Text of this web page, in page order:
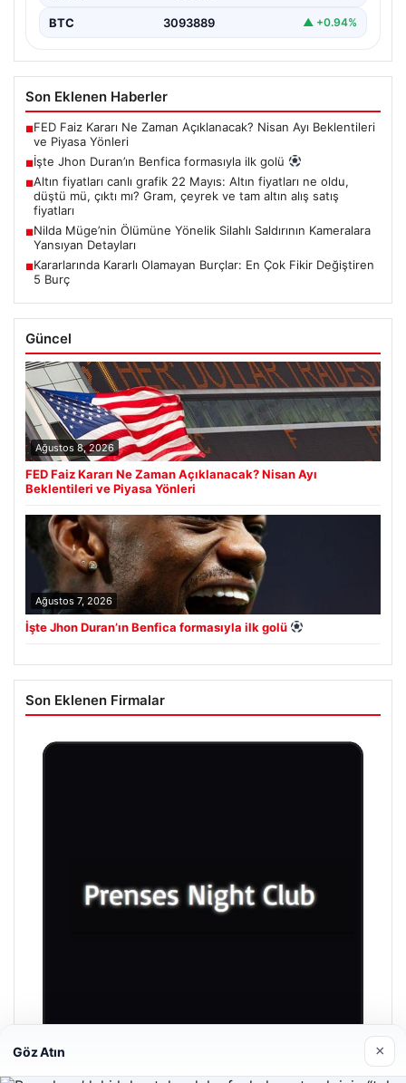
BTC 3093889 ▲ +0.94%
Son Eklenen Haberler
■FED Faiz Kararı Ne Zaman Açıklanacak? Nisan Ayı Beklentileri
ve Piyasa Yönleri
■İşte Jhon Duran’ın Benfica formasıyla ilk golü
■Altın fiyatları canlı grafik 22 Mayıs: Altın fiyatları ne oldu,
düştü mü, çıktı mı? Gram, çeyrek ve tam altın alış satış
fiyatları
■Nilda Müge’nin Ölümüne Yönelik Silahlı Saldırının Kameralara
Yansıyan Detayları
■Kararlarında Kararlı Olamayan Burçlar: En Çok Fikir Değiştiren
5 Burç
Güncel
Ağustos 8, 2026
FED Faiz Kararı Ne Zaman Açıklanacak? Nisan Ayı
Beklentileri ve Piyasa Yönleri
Ağustos 7, 2026
İşte Jhon Duran’ın Benfica formasıyla ilk golü
Son Eklenen Firmalar
Göz Atın ×